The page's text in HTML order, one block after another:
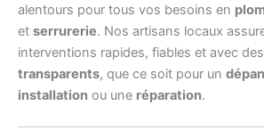
alentours pour tous vos besoins en
et serrurerie. Nos artisans locaux
interventions rapides, fiables et avec des
transparents, que ce soit pour un
installation ou une réparation.